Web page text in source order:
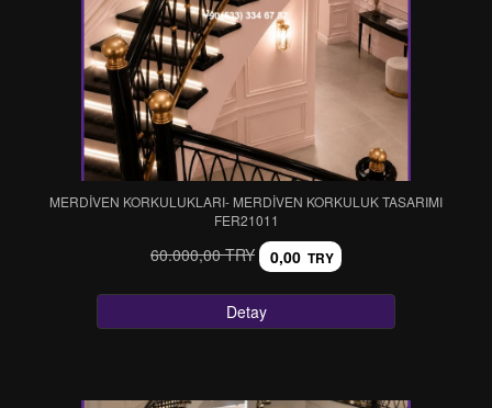
MERDİVEN KORKULUKLARI- MERDİVEN KORKULUK TASARIMI
FER21011
60.000,00 TRY 0,00 TRY
Detay